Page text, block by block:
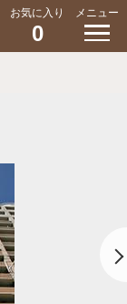
お気に入り
0
メニュー